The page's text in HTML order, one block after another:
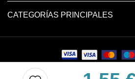
CATEGORÍAS PRINCIPALES
Copyright © 2024